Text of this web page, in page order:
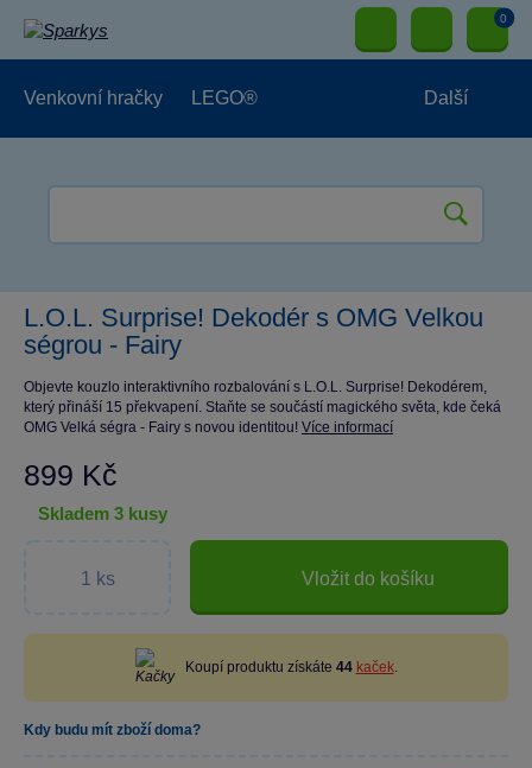
0
Venkovní hračky LEGO® Další
L.O.L. Surprise! Dekodér s OMG Velkou
ségrou - Fairy
Objevte kouzlo interaktivního rozbalování s L.O.L. Surprise! Dekodérem,
který přináší 15 překvapení. Staňte se součástí magického světa, kde čeká
OMG Velká ségra - Fairy s novou identitou! Více informací
899 Kč
skladem 3 kusy
Vložit do košíku
Koupí produktu získáte 44 kaček.
Kdy budu mít zboží doma?